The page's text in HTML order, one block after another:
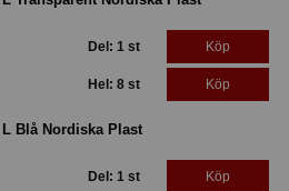
Del: 1 st Köp
Hel: 8 st Köp
Blå Nordiska Plast
Del: 1 st Köp